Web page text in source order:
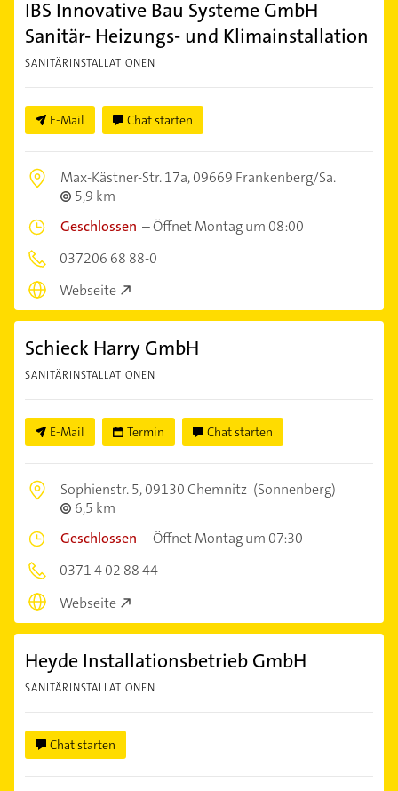
IBS Innovative Bau Systeme GmbH
Sanitär- Heizungs- und Klimainstallation
SANITÄRINSTALLATIONEN
E-Mail Chat starten
Max-Kästner-Str. 17a,09669 Frankenberg/Sa.
5,9 km
Geschlossen –Öffnet Montag um 08:00
037206 68 88-0
Webseite
Schieck Harry GmbH
SANITÄRINSTALLATIONEN
E-Mail Termin Chat starten
Sophienstr. 5,09130 Chemnitz (Sonnenberg)
6,5 km
Geschlossen –Öffnet Montag um 07:30
0371 4 02 88 44
Webseite
Heyde Installationsbetrieb GmbH
SANITÄRINSTALLATIONEN
Chat starten